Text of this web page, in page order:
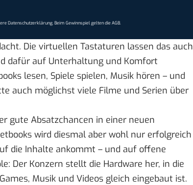
Datenschutzerklärung. Beim Gewinnspiel gelten dieAGB.
Die virtuellen Tastaturen lassen das auch
dafür auf Unterhaltung und Komfort
lesen, Spiele spielen, Musik hören – und
auch möglichst viele Filme und Serien über
gute Absatzchancen in einer neuen
wird diesmal aber wohl nur erfolgreich
die Inhalte ankommt – und auf offene
Der Konzern stellt die Hardware her, in die
Musik und Videos gleich eingebaut ist.